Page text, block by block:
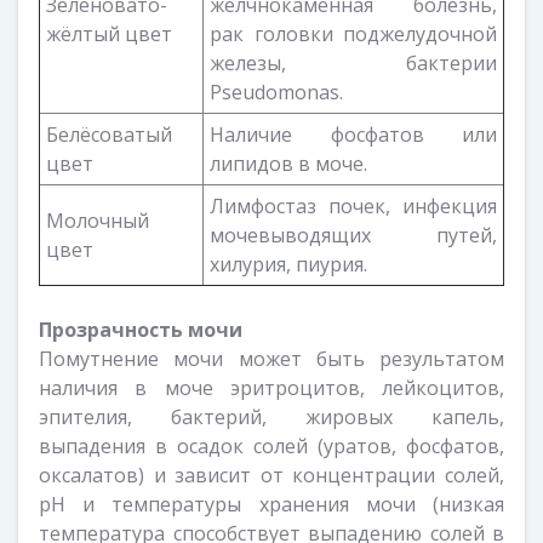
жёлтый цвет
рак головки поджелудочной
железы, бактерии
Pseudomonas.
Белёсоватый
цвет
Наличие фосфатов или
липидов в моче.
Молочный
цвет
Лимфостаз почек, инфекция
мочевыводящих путей,
хилурия, пиурия.
Прозрачность мочи
Помутнение мочи может быть результатом
наличия в моче эритроцитов, лейкоцитов,
эпителия, бактерий, жировых капель,
выпадения в осадок солей (уратов, фосфатов,
оксалатов) и зависит от концентрации солей,
рН и температуры хранения мочи (низкая
температура способствует выпадению солей в